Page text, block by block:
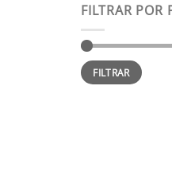
FILTRAR POR
Precio
mínimo
Precio
máximo
FILTRAR